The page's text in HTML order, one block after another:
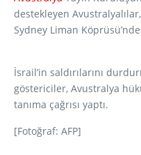
destekleyen
Sydney Liman
İsrail’in saldırılarını
göstericiler, Avustralya
tanıma çağrısı yaptı.
[Fotoğraf: AFP]